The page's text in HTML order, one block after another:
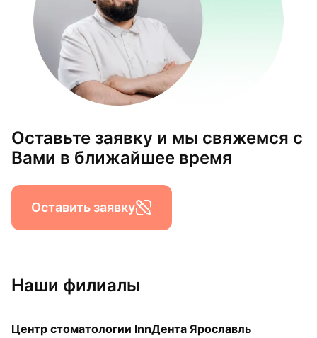
Оставьте заявку и мы свяжемся с
Вами в ближайшее время
Оставить заявку
Наши филиалы
Центр стоматологии InnДента Ярославль